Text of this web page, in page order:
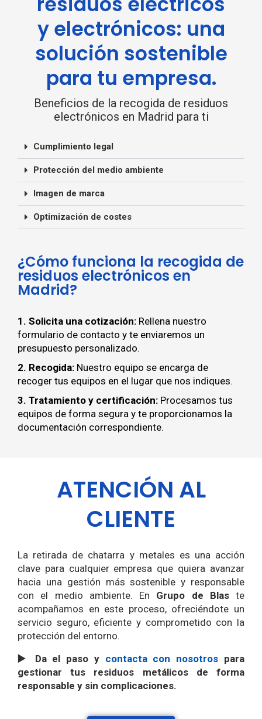
y electrónicos: una
solución sostenible
para tu empresa.
Beneficios de la recogida de residuos
electrónicos en Madrid para ti
Cumplimiento legal
Protección del medio ambiente
Imagen de marca
Optimización de costes
¿Cómo funciona la recogida de
residuos electrónicos en
Madrid?
1. Solicita una cotización: Rellena nuestro
formulario de contacto y te enviaremos un
presupuesto personalizado.
2. Recogida: Nuestro equipo se encarga de
recoger tus equipos en el lugar que nos indiques.
3. Tratamiento y certificación: Procesamos tus
equipos de forma segura y te proporcionamos la
documentación correspondiente.
ATENCIÓN AL
CLIENTE
La retirada de chatarra y metales es una acción
clave para cualquier empresa que quiera avanzar
hacia una gestión más sostenible y responsable
con el medio ambiente. En Grupo de Blaste
acompañamos en este proceso, ofreciéndote un
servicio seguro, eficiente y comprometido con la
protección del entorno.
▶️ Da el paso y contacta con nosotros para
gestionar tus residuos metálicos de forma
responsable y sin complicaciones.